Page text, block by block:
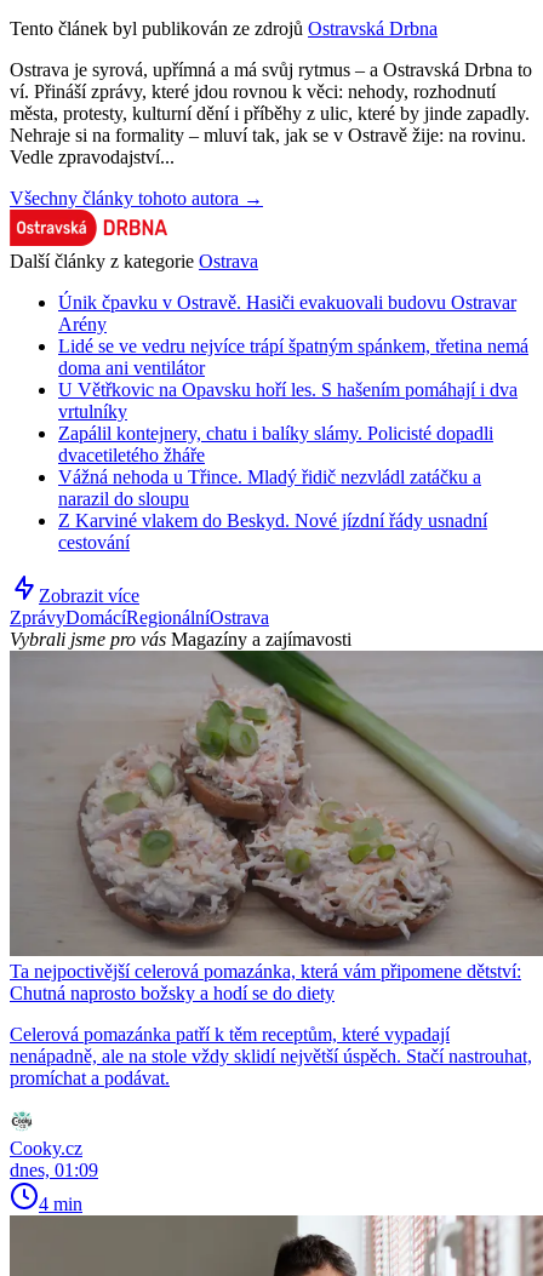
Tento článek byl publikován ze zdrojů Ostravská Drbna
Ostrava je syrová, upřímná a má svůj rytmus – a Ostravská Drbna to
ví. Přináší zprávy, které jdou rovnou k věci: nehody, rozhodnutí
města, protesty, kulturní dění i příběhy z ulic, které by jinde zapadly.
Nehraje si na formality – mluví tak, jak se v Ostravě žije: na rovinu.
Vedle zpravodajství...
Všechny články tohoto autora →
Další články z kategorie Ostrava
Únik čpavku v Ostravě. Hasiči evakuovali budovu Ostravar
Arény
Lidé se ve vedru nejvíce trápí špatným spánkem, třetina nemá
doma ani ventilátor
U Větřkovic na Opavsku hoří les. S hašením pomáhají i dva
vrtulníky
Zapálil kontejnery, chatu i balíky slámy. Policisté dopadli
dvacetiletého žháře
Vážná nehoda u Třince. Mladý řidič nezvládl zatáčku a
narazil do sloupu
Z Karviné vlakem do Beskyd. Nové jízdní řády usnadní
cestování
Zobrazit více
ZprávyDomácíRegionálníOstrava
Vybrali jsme pro vás Magazíny a zajímavosti
Ta nejpoctivější celerová pomazánka, která vám připomene dětství:
Chutná naprosto božsky a hodí se do diety
Celerová pomazánka patří k těm receptům, které vypadají
nenápadně, ale na stole vždy sklidí největší úspěch. Stačí nastrouhat,
promíchat a podávat.
Cooky.cz
dnes, 01:09
4 min